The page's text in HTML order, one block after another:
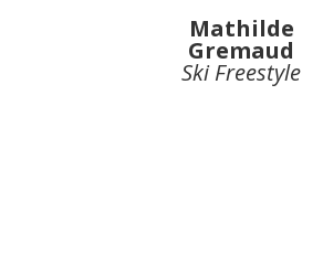
Mathilde
Gremaud
Ski Freestyle